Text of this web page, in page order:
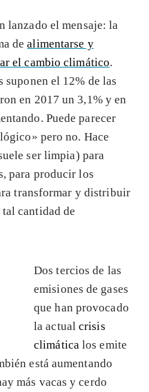
lanzado el mensaje: la
dealimentarse y
el cambio climático.
el 12% de las
en 2017 un 3,1% y en
Puede parecer
pero no. Hace
ser limpia) para
para producir los
transformar y distribuir
cantidad de
Dos tercios de las
emisiones de gases
que han provocado
la actualcrisis
climática los emite
está aumentando
más vacas y cerdo